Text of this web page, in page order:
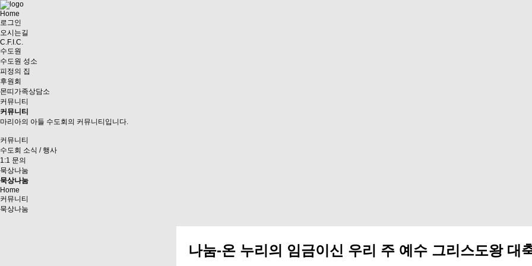
Home
로그인
오시는길
C.F.I.C.
수도원
수도원 성소
피정의 집
후원회
몬띠가족상담소
커뮤니티
커뮤니티
마리아의 아들 수도회의 커뮤니티입니다.
커뮤니티
수도회 소식 / 행사
1:1 문의
묵상나눔
묵상나눔
Home
커뮤니티
묵상나눔
나눔-온 누리의 임금이신 우리 주 예수 그리스도왕 대